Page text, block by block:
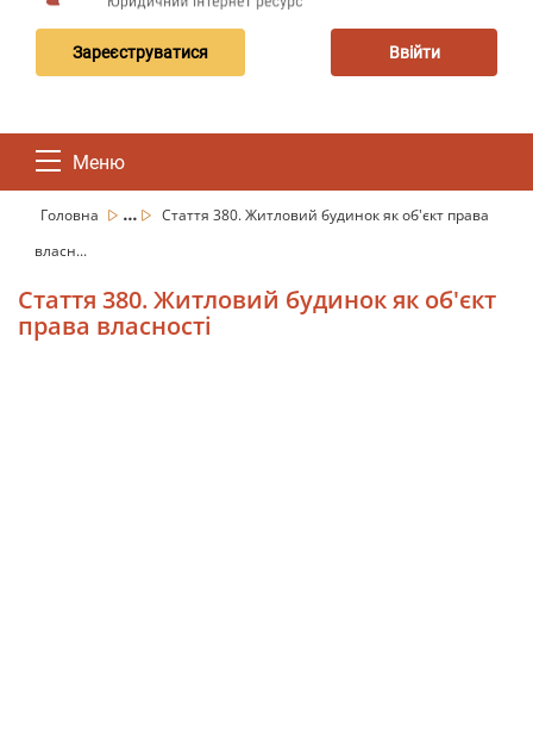
Зареєструватися Ввійти
Меню
Головна ...
Стаття 380. Житловий будинок як об'єкт права
власн...
Стаття 380. Житловий будинок як об'єкт
права власності